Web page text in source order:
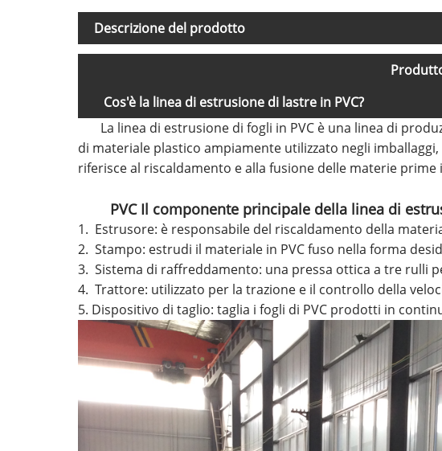
Descrizione del prodotto
Cos'è la linea di estrusione di lastre in PVC?
La linea di estrusione di fogli in PVC è una linea di
di materiale plastico ampiamente utilizzato negli
riferisce al riscaldamento e alla fusione delle materie
PVC Il componente principale della linea di
1. Estrusore: è responsabile del riscaldamento della
2. Stampo: estrudi il materiale in PVC fuso nella forma
3. Sistema di raffreddamento: una pressa ottica a tre rulli
4. Trattore: utilizzato per la trazione e il controllo della
5. Dispositivo di taglio: taglia i fogli di PVC prodotti in